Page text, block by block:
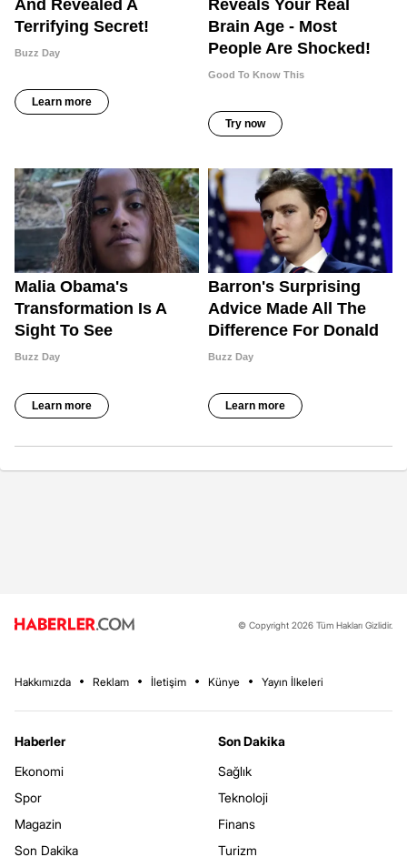
© Copyright 2026 Tüm Hakları Gizlidir.
Hakkımızda Reklam İletişim Künye Yayın İlkeleri
Haberler
Ekonomi
Spor
Magazin
Son Dakika
Son Dakika
Sağlık
Teknoloji
Finans
Turizm